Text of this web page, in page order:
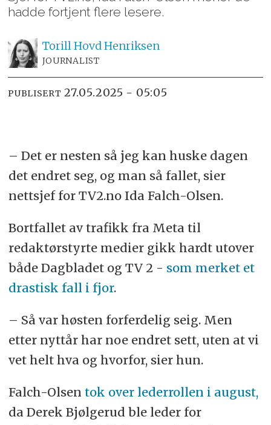
hadde fortjent flere lesere.
Torill HovdHenriksen
JOURNALIST
PUBLISERT 27.05.2025 - 05:05
– Det er nesten så jeg kan huske dagen
det endret seg, og man så fallet, sier
nettsjef for TV2.no Ida Falch-Olsen.
Bortfallet av trafikk fra Meta til
redaktørstyrte medier gikk hardt utover
både Dagbladet og TV 2 - som merket et
drastisk fall i fjor.
– Så var høsten forferdelig seig. Men
etter nyttår har noe endret sett, uten at vi
vet helt hva og hvorfor, sier hun.
Falch-Olsen tok over lederrollen i august,
da Derek Bjølgerud ble leder for